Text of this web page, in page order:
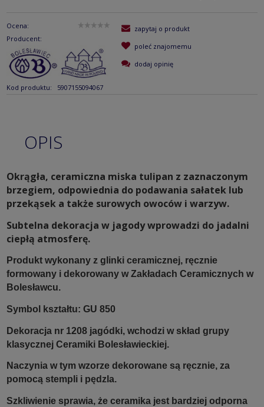
Ocena:
Producent:
Kod produktu: 5907155094067
zapytaj o produkt
poleć znajomemu
dodaj opinię
OPIS
Okrągła, ceramiczna miska tulipan z zaznaczonym
brzegiem, odpowiednia do podawania sałatek lub
przekąsek a także surowych owoców i warzyw.
Subtelna dekoracja w jagody wprowadzi do jadalni
ciepłą atmosferę.
Produkt wykonany z glinki ceramicznej, ręcznie
formowany i dekorowany w Zakładach Ceramicznych w
Bolesławcu.
Symbol kształtu: GU 850
Dekoracja nr 1208 jagódki, wchodzi w skład grupy
klasycznej Ceramiki Bolesławieckiej.
Naczynia w tym wzorze dekorowane są ręcznie, za
pomocą stempli i pędzla.
Szkliwienie sprawia, że ceramika jest bardziej odporna